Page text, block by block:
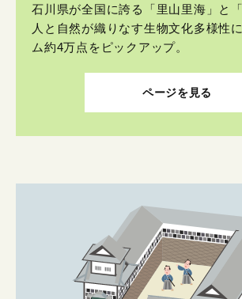
石川県が全国に誇る「里山里海」と
人と自然が織りなす生物文化多様性
ム約4万点をピックアップ。
ページを見る